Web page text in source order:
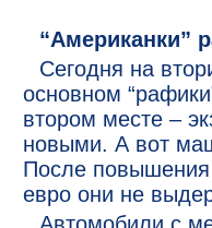
“Американки”
Сегодня на
основном
втором месте –
новыми. А вот
После
евро они не